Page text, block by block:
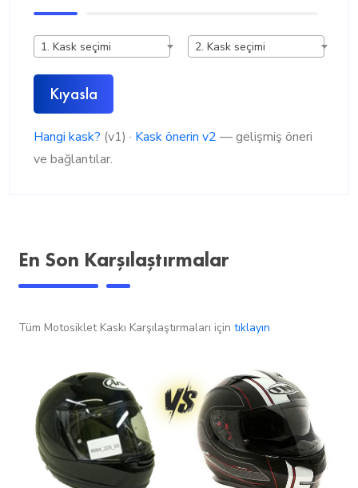
1. Kask seçimi 2. Kask seçimi
Kıyasla
Hangi kask? (v1) · Kask önerin v2 — gelişmiş öneri
ve bağlantılar.
En Son Karşılaştırmalar
Tüm Motosiklet Kaskı Karşılaştırmaları için tıklayın